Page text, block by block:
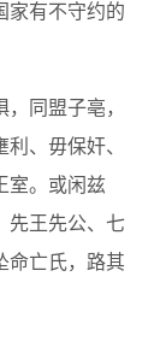
家有不守约的
同盟子亳，
、毋保奸、
室。或闲兹
先王先公、七
命亡氏，路其